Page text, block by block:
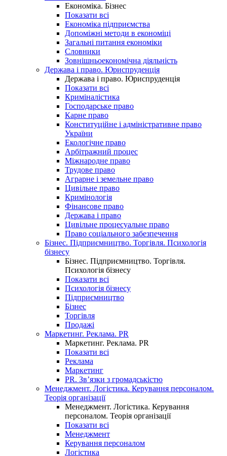
Економіка. Бізнес
Показати всі
Економіка підприємства
Допоміжні методи в економіці
Загальні питання економіки
Словники
Зовнішньоекономічна діяльність
Держава і право. Юриспруденція
Держава і право. Юриспруденція
Показати всі
Криміналістика
Господарське право
Карне право
Конституційне і адміністративне право
України
Екологічне право
Арбітражний процес
Міжнародне право
Трудове право
Аграрне і земельне право
Цивільне право
Кримінологія
Фінансове право
Держава і право
Цивільне процесуальне право
Право соціального забезпечення
Бізнес. Підприємництво. Торгівля. Психологія
бізнесу
Бізнес. Підприємництво. Торгівля.
Психологія бізнесу
Показати всі
Психологія бізнесу
Підприємництво
Бізнес
Торгівля
Продажі
Маркетинг. Реклама. PR
Маркетинг. Реклама. PR
Показати всі
Реклама
Маркетинг
PR. Зв’язки з громадськістю
Менеджмент. Логістика. Керування персоналом.
Теорія організації
Менеджмент. Логістика. Керування
персоналом. Теорія організації
Показати всі
Менеджмент
Керування персоналом
Логістика